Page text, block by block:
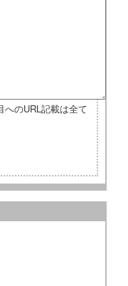
へのURL記載は全て